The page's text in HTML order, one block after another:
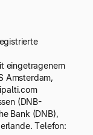
eingetragenem
Amsterdam,
(DNB-
Bank (DNB),
Telefon: